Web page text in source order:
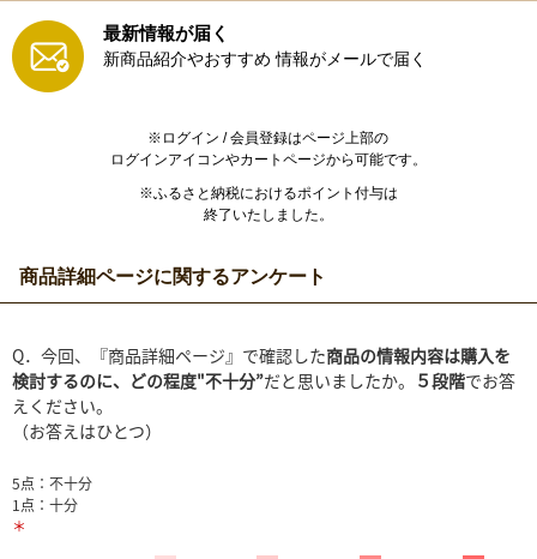
最新情報が届く
新商品紹介やおすすめ 情報がメールで届く
※ログイン / 会員登録はページ上部の
ログインアイコンやカートページから可能です。
※ふるさと納税におけるポイント付与は
終了いたしました。
商品詳細ページに関するアンケート